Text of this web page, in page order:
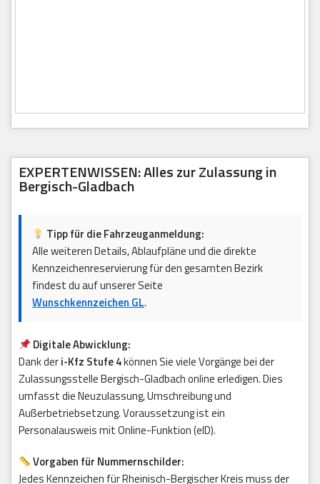
EXPERTENWISSEN: Alles zur Zulassung in
Bergisch-Gladbach
Tipp für die Fahrzeuganmeldung:
Alle weiteren Details, Ablaufpläne und die direkte
Kennzeichenreservierung für den gesamten Bezirk
findest du auf unserer Seite
Wunschkennzeichen GL.
Digitale Abwicklung:
Dank deri-Kfz Stufe 4können Sie viele Vorgänge bei der
Zulassungsstelle Bergisch-Gladbach online erledigen. Dies
umfasst die Neuzulassung, Umschreibung und
Außerbetriebsetzung. Voraussetzung ist ein
Personalausweis mit Online-Funktion (eID).
Vorgaben für Nummernschilder:
Jedes Kennzeichen für Rheinisch-Bergischer Kreis muss der